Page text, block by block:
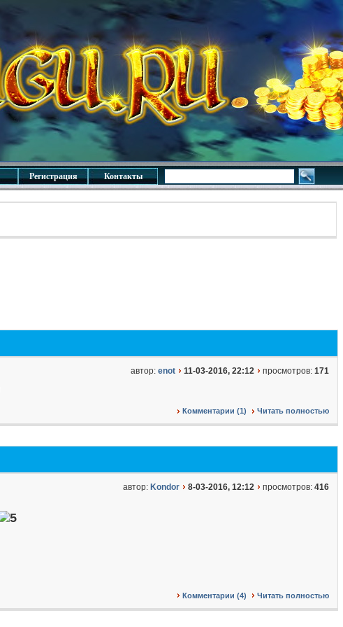
Регистрация Контакты
автор: enot 11-03-2016, 22:12 просмотров: 171
Комментарии (1) Читать полностью
автор: Kondor 8-03-2016, 12:12 просмотров: 416
Комментарии (4) Читать полностью